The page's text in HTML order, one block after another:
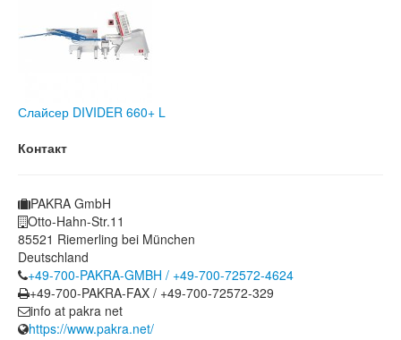
Слайсер DIVIDER 660+ L
Контакт
PAKRA GmbH
Otto-Hahn-Str.11
85521 Riemerling bei München
Deutschland
+49-700-PAKRA-GMBH / +49-700-72572-4624
+49-700-PAKRA-FAX / +49-700-72572-329
info at pakra net
https://www.pakra.net/